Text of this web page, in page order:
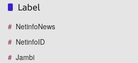
Label
NetinfoNews
NetinfoID
Jambi